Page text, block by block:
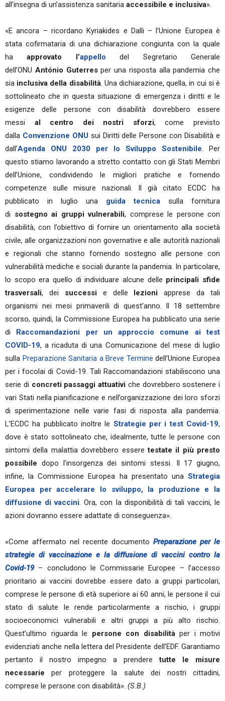
all’insegna di un’assistenza sanitaria accessibile e inclusiva».
«E ancora – ricordano Kyriakides e Dalli – l’Unione Europea è
stata cofirmataria di una dichiarazione congiunta con la quale
haapprovato l’appello del Segretario Generale
dell’ONU António Guterresper una risposta alla pandemia che
sia inclusiva della disabilità. Una dichiarazione, quella, in cui si è
sottolineato che in questa situazione di emergenza i diritti e le
esigenze delle persone con disabilità dovrebbero essere
messi al centro dei nostri sforzi, come previsto
dalla Convenzione ONUsui Diritti delle Persone con Disabilità e
dall’Agenda ONU 2030 per lo Sviluppo Sostenibile. Per
questo stiamo lavorando a stretto contatto con gli Stati Membri
dell’Unione, condividendo le migliori pratiche e fornendo
competenze sulle misure nazionali. Il già citato ECDC ha
pubblicato in luglio una guida tecnica sulla fornitura
di sostegno ai gruppi vulnerabili, comprese le persone con
disabilità, con l’obiettivo di fornire un orientamento alla società
civile, alle organizzazioni non governative e alle autorità nazionali
e regionali che stanno fornendo sostegno alle persone con
vulnerabilità mediche e sociali durante la pandemia. In particolare,
lo scopo era quello di individuare alcune delle principali sfide
trasversali, dei successie delle lezioni apprese da tali
organismi nei mesi primaverili di quest’anno. Il 18 settembre
scorso, quindi, la Commissione Europea ha pubblicato una serie
di Raccomandazioni per un approccio comune ai test
COVID-19, a ricaduta di una Comunicazione del mese di luglio
sulla Preparazione Sanitaria a Breve Termine dell’Unione Europea
per i focolai di Covid-19. Tali Raccomandazioni stabiliscono una
serie di concreti passaggi attuativi che dovrebbero sostenere i
vari Stati nella pianificazione e nell’organizzazione dei loro sforzi
di sperimentazione nelle varie fasi di risposta alla pandemia.
L’ECDC ha pubblicato inoltre le Strategie per i test Covid-19,
dove è stato sottolineato che, idealmente, tutte le persone con
sintomi della malattia dovrebbero esseretestate il più presto
possibile dopo l’insorgenza dei sintomi stessi. Il 17 giugno,
infine, la Commissione Europea ha presentato una Strategia
Europea per accelerare lo sviluppo, la produzione e la
diffusione di vaccini. Ora, con la disponibilità di tali vaccini, le
azioni dovranno essere adattate di conseguenza».
«Come affermato nel recente documento Preparazione per le
strategie di vaccinazione e la diffusione di vaccini contro la
Covid-19– concludono le Commissarie Europee – l’accesso
prioritario ai vaccini dovrebbe essere dato a gruppi particolari,
comprese le persone di età superiore ai 60 anni, le persone il cui
stato di salute le rende particolarmente a rischio, i gruppi
socioeconomici vulnerabili e altri gruppi a più alto rischio.
Quest’ultimo riguarda le persone con disabilitàper i motivi
evidenziati anche nella lettera del Presidente dell’EDF. Garantiamo
pertanto il nostro impegno a prenderetutte le misure
necessarie per proteggere la salute dei nostri cittadini,
comprese le persone con disabilità». (S.B.)